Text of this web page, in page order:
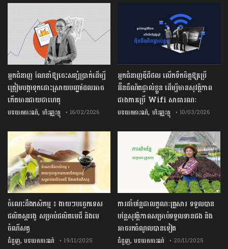
អ្នកជំនាញឌីជីថល លើកទឹកចិត្តឱ្យប្រើ
អ៊ីនធឺណិតផ្ទាល់ខ្លួន ដើម្បីមានសុវត្ថិភាព
ជាងការប្រើ Wifi​ សាធារណៈ
បទយកការណ៍, ហិរញ្ញវត្ថុ • 10/03/2026
អ្នកជំនាញ ណែនាំឱ្យចេះសន្សំប្រាក់ដើម្បី
ត្រៀមបង្កាទុកដោះស្រាយបញ្ហាដែលអាច
កើតមានជាយថាហេតុ
បទយកការណ៍, ហិរញ្ញវត្ថុ • 16/02/2026
ការដាំបន្លែជាលក្ខណៈគ្រួសារ ទទួលបាន
បន្លែសុវត្ថិភាពសម្រាប់ទទួលទានផង និង
អាចរកចំណូលបានទៀត
ជំនួញ,បទយកការណ៍ • 20/11/2025
ចំណេះដឹងកសិកម្ម ៖ ងាយៗបច្ចេកទេស
ផលិតស្កររងូ សម្រាប់ផលិតមេជី និងមេ
ចំណីសត្វ
ជំនួញ,បទយកការណ៍ • 19/11/2025